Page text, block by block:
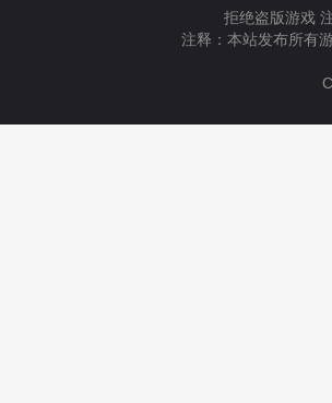
拒绝盗版游戏
注释：本站发布所有